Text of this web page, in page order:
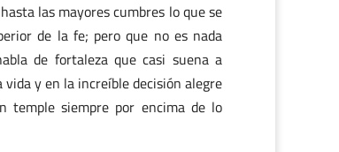
las mayores cumbres lo que se
de la fe; pero que no es nada
de fortaleza que casi suena a
y en la increíble decisión alegre
temple siempre por encima de lo